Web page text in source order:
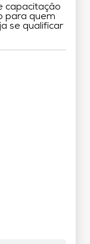
capacitação
para quem
se qualificar